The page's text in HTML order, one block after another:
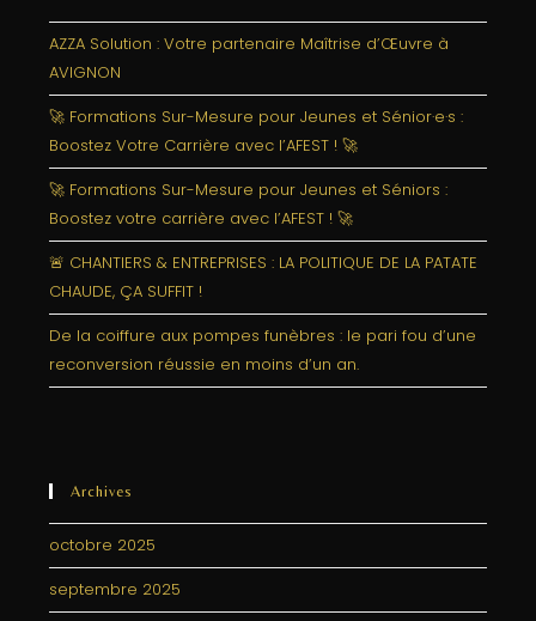
AZZA Solution : Votre partenaire Maîtrise d’Œuvre à
AVIGNON
🚀 Formations Sur-Mesure pour Jeunes et Sénior·e·s :
Boostez Votre Carrière avec l’AFEST ! 🚀
🚀 Formations Sur-Mesure pour Jeunes et Séniors :
Boostez votre carrière avec l’AFEST ! 🚀
🚨 CHANTIERS & ENTREPRISES : LA POLITIQUE DE LA PATATE
CHAUDE, ÇA SUFFIT !
De la coiffure aux pompes funèbres : le pari fou d’une
reconversion réussie en moins d’un an.
Archives
octobre 2025
septembre 2025